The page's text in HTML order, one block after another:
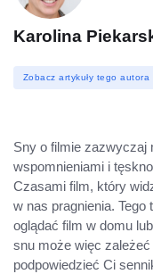
Karolina
Zobacz artykuły tego autora
Sny o filmie
wspomnieniami i
Czasami film, który
w nas pragnienia.
oglądać film w domu
snu może więc
podpowiedzieć Ci